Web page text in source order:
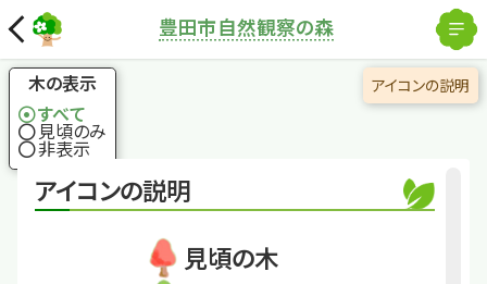
アイコンの説明
見頃の木
豊田市自然観察の森
ヤマザクラ
ヤマザクラ
国土地理院
木の表示
すべて
見頃のみ
非表示
解除
アイコンの説明